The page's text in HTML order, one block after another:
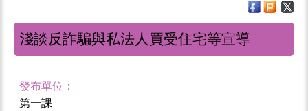
淺談反詐騙與私法人買受住宅等宣導
發布單位：
第一課